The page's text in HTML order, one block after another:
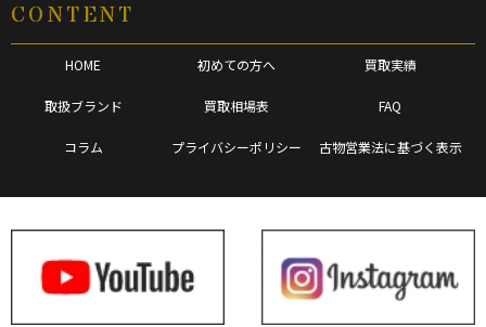
CONTENT
HOME 初めての方へ 買取実績
取扱ブランド 買取相場表 FAQ
コラム プライバシーポリシー 古物営業法に基づく表示